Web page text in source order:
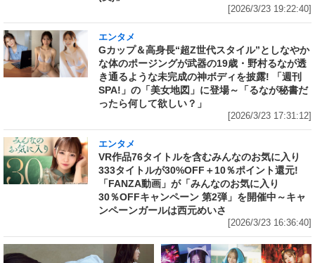
[2026/3/23 19:22:40]
エンタメ
Gカップ＆高身長“超Z世代スタイル”としなやか
な体のポージングが武器の19歳・野村るなが透
き通るような未完成の神ボディを披露! 「週刊
SPA!」の「美女地図」に登場～「るなが秘書だ
ったら何して欲しい？」
[2026/3/23 17:31:12]
エンタメ
VR作品76タイトルを含むみんなのお気に入り
333タイトルが30%OFF＋10％ポイント還元!
「FANZA動画」が「みんなのお気に入り
30％OFFキャンペーン 第2弾」を開催中～キャ
ンペーンガールは西元めいさ
[2026/3/23 16:36:40]